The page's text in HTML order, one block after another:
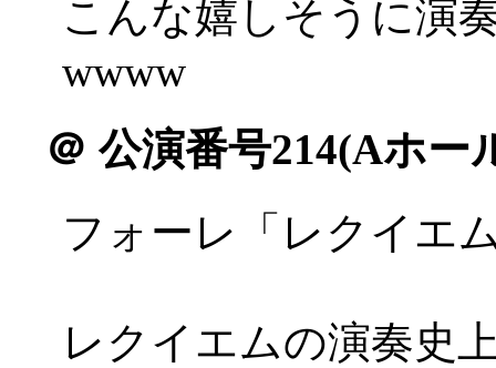
こんな嬉しそうに演
wwww
＠ 公演番号214(Aホー
フォーレ「レクイエ
レクイエムの演奏史